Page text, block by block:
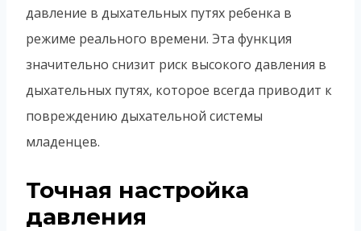
давление в дыхательных путях ребенка в
режиме реального времени. Эта функция
значительно снизит риск высокого давления в
дыхательных путях, которое всегда приводит к
повреждению дыхательной системы
младенцев.
Точная настройка
давления